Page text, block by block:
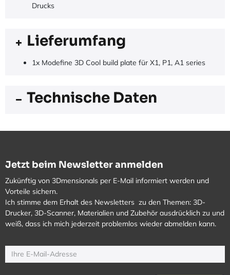
Drucks
Lieferumfang
1x Modefine 3D Cool build plate für X1, P1, A1 series
Technische Daten
Jetzt beim Newsletter anmelden
Zukünftig von 3Dmensionals per E-Mail informiert werden und
Vorteile sichern.
Ich stimme dem Erhalt des Newsletters zu den Themen: 3D-
Drucker, 3D-Scanner, Materialien und Zubehör ausdrücklich zu und
weiß, dass ich mich jederzeit problemlos wieder abmelden kann.